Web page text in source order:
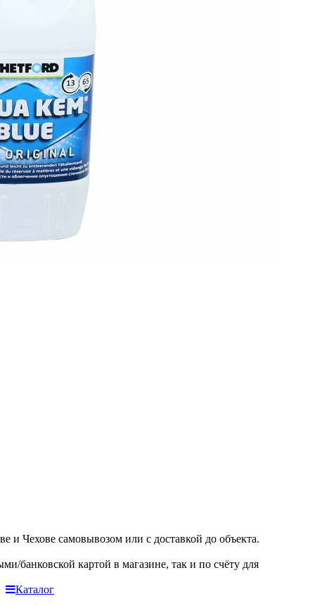
Чехове самовывозом или с доставкой до объекта.
банковской картой в магазине, так и по счёту для
Каталог